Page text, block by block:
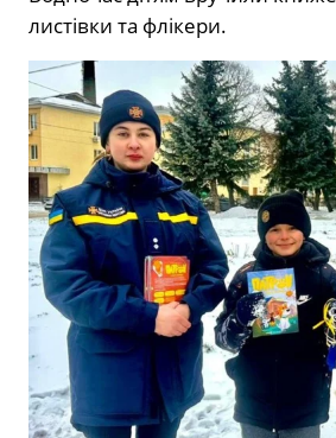
листівки та флікери.